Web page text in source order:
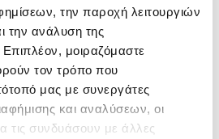
την παροχή λειτουργιών
την ανάλυση της
μοιραζόμαστε
τον τρόπο που
μας με συνεργάτες
και αναλύσεων, οι
τις συνδυάσουν με άλλες
section
MORE ARTICLES: